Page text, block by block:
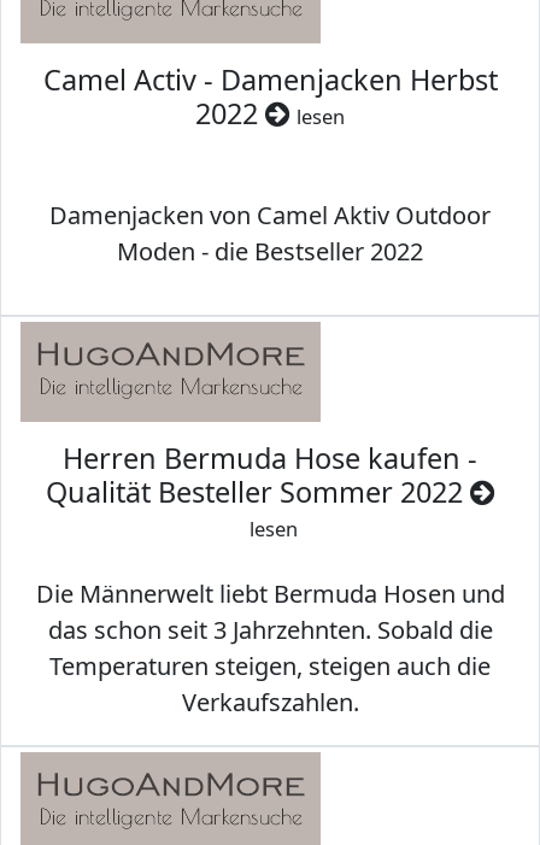
Camel Activ - Damenjacken Herbst
2022
lesen
Damenjacken von Camel Aktiv Outdoor
Moden - die Bestseller 2022
Herren Bermuda Hose kaufen -
Qualität Besteller Sommer 2022
lesen
Die Männerwelt liebt Bermuda Hosen und
das schon seit 3 Jahrzehnten. Sobald die
Temperaturen steigen, steigen auch die
Verkaufszahlen.